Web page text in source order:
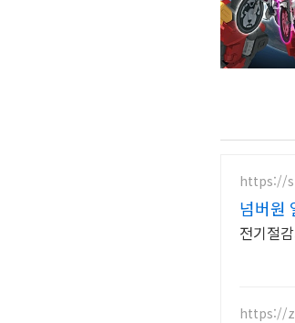
https://
넘버원
전기절
https://